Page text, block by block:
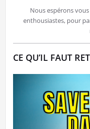
Nous espérons
enthousiastes, pour
CE QU’IL FAUT